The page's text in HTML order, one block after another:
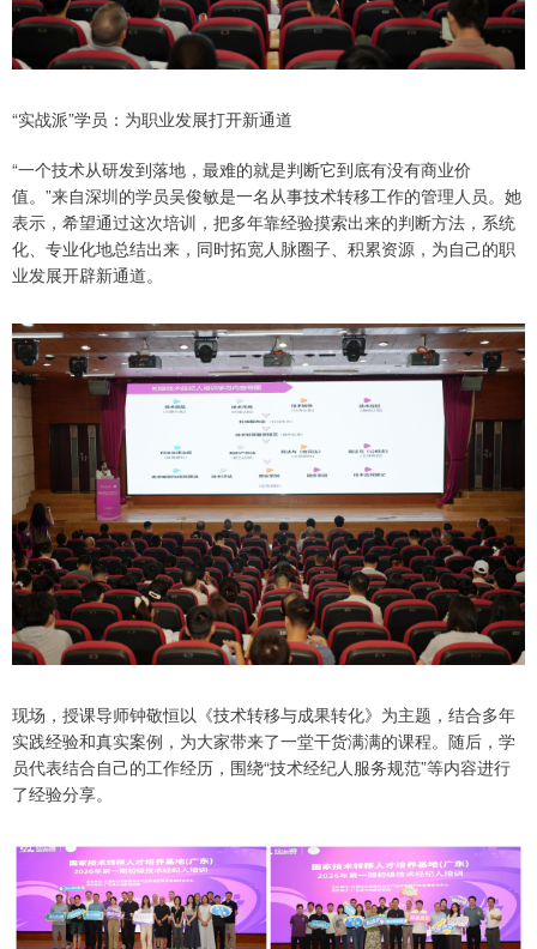
“实战派”学员：为职业发展打开新通道
“一个技术从研发到落地，最难的就是判断它到底有没有商业价
值。”来自深圳的学员吴俊敏是一名从事技术转移工作的管理人员。她
表示，希望通过这次培训，把多年靠经验摸索出来的判断方法，系统
化、专业化地总结出来，同时拓宽人脉圈子、积累资源，为自己的职
业发展开辟新通道。
现场，授课导师钟敬恒以《技术转移与成果转化》为主题，结合多年
实践经验和真实案例，为大家带来了一堂干货满满的课程。随后，学
员代表结合自己的工作经历，围绕“技术经纪人服务规范”等内容进行
了经验分享。